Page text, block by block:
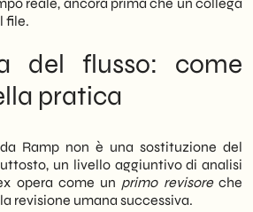
non solo tecnica. In
vantaggio competitivo
file.
del flusso: come
pratica
Ramp non è una sostituzione del
un livello aggiuntivo di analisi
opera come un primo revisoreche
revisione umana successiva.